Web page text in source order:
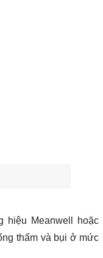
hiệu Meanwell hoặc
thấm và bụi ở mức